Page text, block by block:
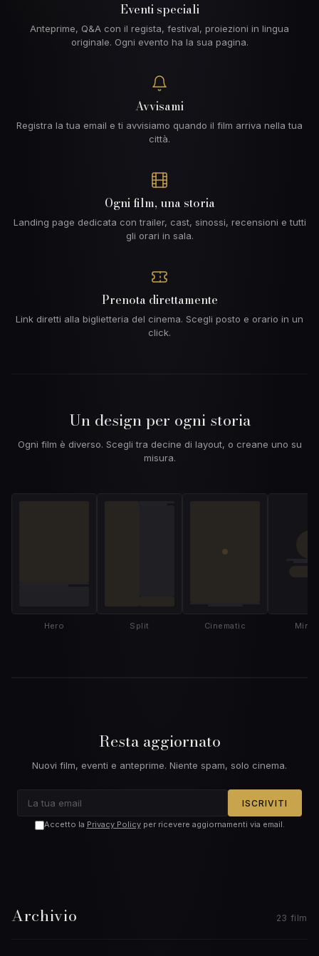
Eventi speciali
Anteprime, Q&A con il regista, festival, proiezioni in lingua
originale. Ogni evento ha la sua pagina.
Avvisami
Registra la tua email e ti avvisiamo quando il film arriva nella tua
città.
Ogni film, una storia
Landing page dedicata con trailer, cast, sinossi, recensioni e tutti
gli orari in sala.
Prenota direttamente
Link diretti alla biglietteria del cinema. Scegli posto e orario in un
click.
Un design per ogni storia
Ogni film è diverso. Scegli tra decine di layout, o creane uno su
misura.
Hero Split Cinematic
Resta aggiornato
Nuovi film, eventi e anteprime. Niente spam, solo cinema.
ISCRIVITI
Accetto la Privacy Policyper ricevere aggiornamenti via email.
Archivio 23 film